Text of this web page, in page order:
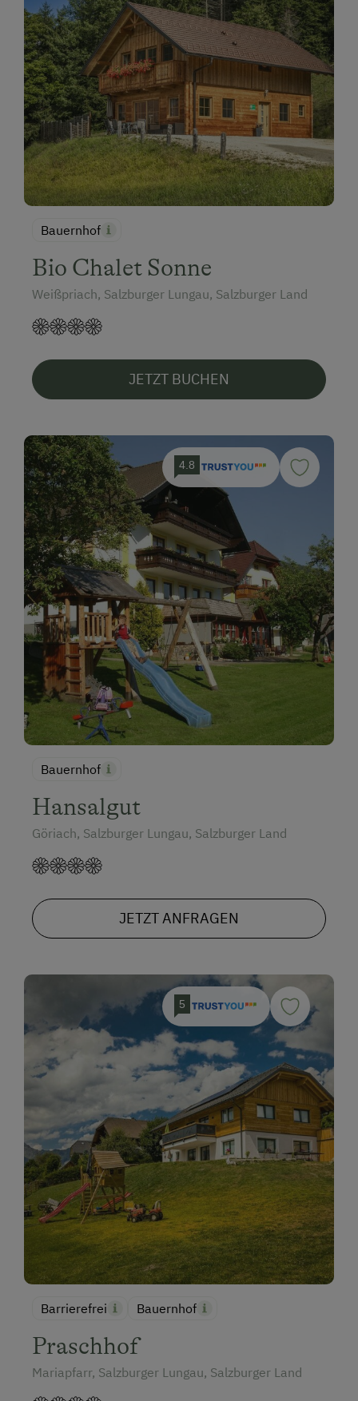
Bauernhof
Bio Chalet Sonne
Weißpriach, Salzburger Lungau, Salzburger Land
JETZT BUCHEN
4.8
Bauernhof
Hansalgut
Göriach, Salzburger Lungau, Salzburger Land
JETZT ANFRAGEN
5
Barrierefrei Bauernhof
Praschhof
Mariapfarr, Salzburger Lungau, Salzburger Land